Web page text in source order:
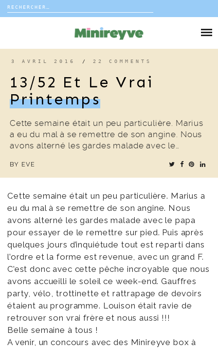
Rechercher :
DÉCO
COUP DE COEUR
EDITORIAL
3 AVRIL 2016 / 22 COMMENTS
13/52 Et Le Vrai
Printemps
Cette semaine était un peu particulière. Marius
a eu du mal à se remettre de son angine. Nous
avons alterné les gardes malade avec le…
BY EVE
Cette semaine était un peu particulière. Marius a
eu du mal à se remettre de son angine. Nous
avons alterné les gardes malade avec le papa
pour essayer de le remettre sur pied. Puis après
quelques jours d’inquiétude tout est reparti dans
l’ordre et la forme est revenue, avec un grand F.
C’est donc avec cette pêche incroyable que nous
avons accueilli le soleil ce week-end. Gauffres
party, vélo, trottinette et rattrapage de devoirs
étaient au programme. Louison était ravie de
retrouver son vrai frère et nous aussi !!!
Belle semaine à tous !
A venir, un concours avec des Minireyve box à